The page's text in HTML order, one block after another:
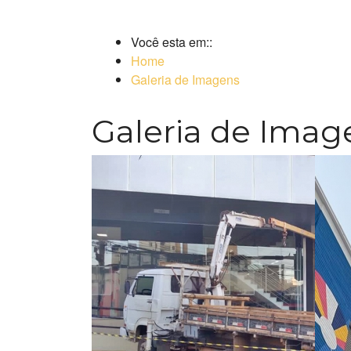
Você esta em::
Home
Galeria de Imagens
Galeria de